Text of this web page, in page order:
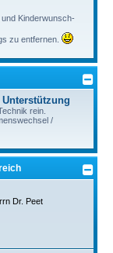
Kinderwunsch-
zu entfernen.
rein.
/
Dr. Peet